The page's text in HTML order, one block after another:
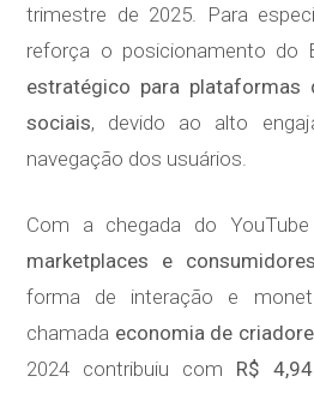
trimestre de 2025. Para
reforça o posicionamento do
estratégico para plataformas
sociais, devido ao alto
navegação dos usuários.
Com a chegada do YouTube
marketplaces e consumidores
forma de interação e
chamada economia de
2024 contribuiu com R$